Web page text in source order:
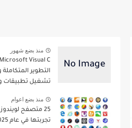
منذ بضع شهور
التطوير
تشغيل تطبيقات
منذ بضع اعوام
تجربتها في عام 2025